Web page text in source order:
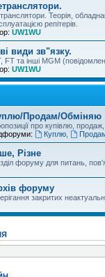
Теорія,
репітерів.
UW1WU
види зв"язку.
FT та інші MGM
UW1WU
Продам/Обміняю
про купівлю,
Куплю,
Різне
форуму для питань,
форуму
закритих